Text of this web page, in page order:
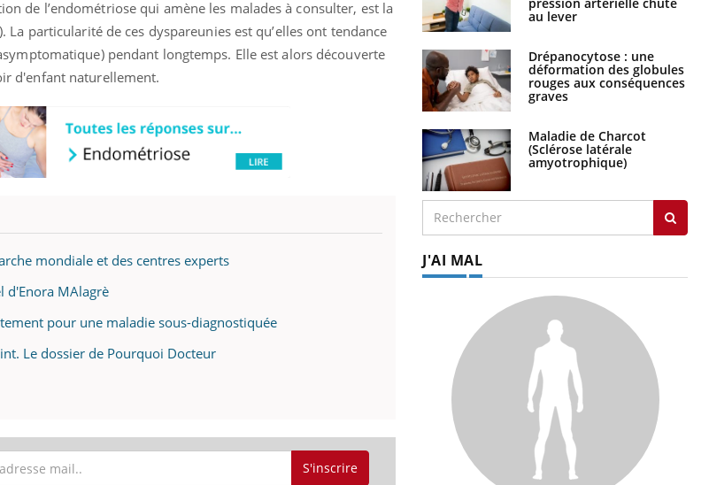
de l’endométriose qui amène les malades à consulter, est la
particularité de ces dyspareunies est qu’elles ont tendance
pendant longtemps. Elle est alors découverte
d'enfant naturellement.
mondiale et des centres experts
d'Enora MAlagrè
pour une maladie sous-diagnostiquée
Le dossier de Pourquoi Docteur
S'inscrire
au lever
Drépanocytose : une
déformation des globules
rouges aux conséquences
graves
Maladie de Charcot
(Sclérose latérale
amyotrophique)
J'AI MAL